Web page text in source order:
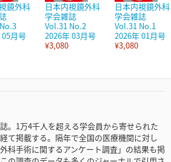
鏡外科
月号
日本内視鏡外科
学会雑誌
Vol.31 No.2
2026年 03月号
¥3,080
日本内視鏡外科
学会雑誌
Vol.31 No.1
2026年 01月号
¥3,080
。1万4千人を超える学会員から寄せられた
て掲載する。隔年で全国の医療機関に対し
科手術に関するアンケート調査」の結果も掲